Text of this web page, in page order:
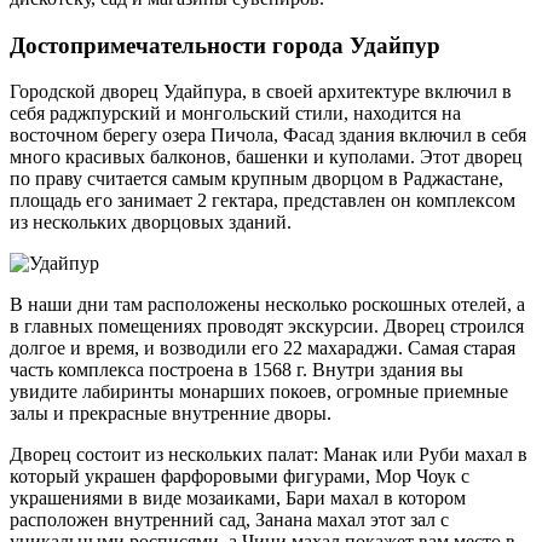
Достопримечательности города Удайпур
Городской дворец Удайпура, в своей архитектуре включил в
себя раджпурский и монгольский стили, находится на
восточном берегу озера Пичола, Фасад здания включил в себя
много красивых балконов, башенки и куполами. Этот дворец
по праву считается самым крупным дворцом в Раджастане,
площадь его занимает 2 гектара, представлен он комплексом
из нескольких дворцовых зданий.
В наши дни там расположены несколько роскошных отелей, а
в главных помещениях проводят экскурсии. Дворец строился
долгое и время, и возводили его 22 махараджи. Самая старая
часть комплекса построена в 1568 г. Внутри здания вы
увидите лабиринты монарших покоев, огромные приемные
залы и прекрасные внутренние дворы.
Дворец состоит из нескольких палат: Манак или Руби махал в
который украшен фарфоровыми фигурами, Мор Чоук с
украшениями в виде мозаиками, Бари махал в котором
расположен внутренний сад, Занана махал этот зал с